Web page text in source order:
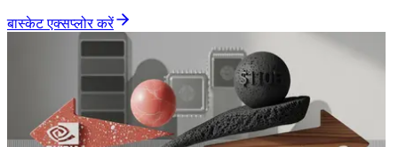
बास्केट एक्सप्लोर करें